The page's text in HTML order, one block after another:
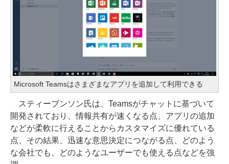
Microsoft Teamsはさまざまなアプリを追加して利用できる
スティーブンソン氏は、Teamsがチャットに基づいて
開発されており、情報共有が速くなる点、アプリの追加
などが柔軟に行えることからカスタマイズに優れている
点、その結果、迅速な意思決定につながる点、どのよう
な会社でも、どのようなユーザーでも使える点などを強